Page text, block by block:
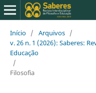
Início / Arquivos /
v. 26 n. 1 (2026): Saberes:
Educação
/
Filosofia